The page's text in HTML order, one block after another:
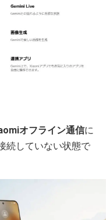
オフライン通信に
続していない状態で